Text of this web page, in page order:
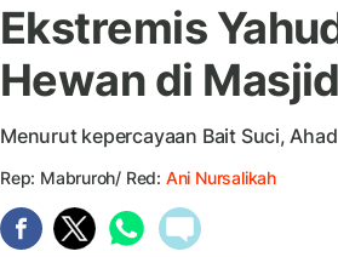
Ekstremis
Hewan di
Menurut kepercayaan Bait Suci,
Rep: Mabruroh/ Red: Ani Nursalikah